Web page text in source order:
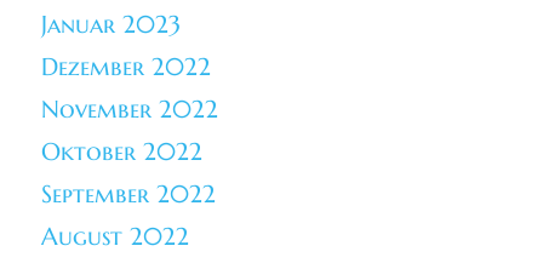
Januar 2023
Dezember 2022
November 2022
Oktober 2022
September 2022
August 2022